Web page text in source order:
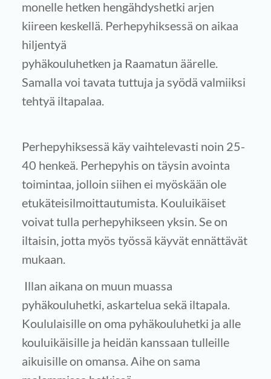
monelle hetken hengähdyshetki arjen
kiireen keskellä. Perhepyhiksessä on aikaa
hiljentyä
pyhäkouluhetken ja Raamatun äärelle.
Samalla voi tavata tuttuja ja syödä valmiiksi
tehtyä iltapalaa.
Perhepyhiksessä käy vaihtelevasti noin 25-
40 henkeä. Perhepyhis on täysin avointa
toimintaa, jolloin siihen ei myöskään ole
etukäteisilmoittautumista. Kouluikäiset
voivat tulla perhepyhikseen yksin. Se on
iltaisin, jotta myös työssä käyvät ennättävät
mukaan.
Illan aikana on muun muassa
pyhäkouluhetki, askartelua sekä iltapala.
Koululaisille on oma pyhäkouluhetki ja alle
kouluikäisille ja heidän kanssaan tulleille
aikuisille on omansa. Aihe on sama